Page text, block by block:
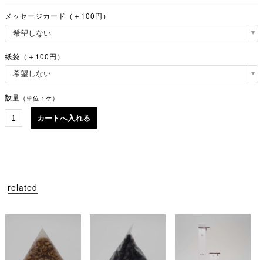
メッセージカード（＋100円）
紙袋（＋100円）
数量 （単位：ケ）
related